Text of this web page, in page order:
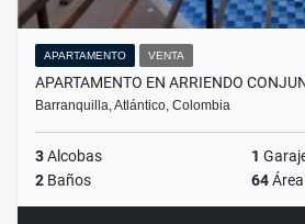
APARTAMENTO VENTA
APARTAMENTO EN ARRIENDO
Barranquilla, Atlántico, Colombia
3Alcobas 1
2 Baños 64